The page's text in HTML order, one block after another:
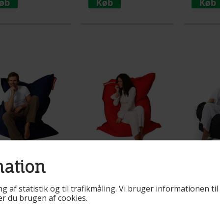
af statistik og til trafikmåling. Vi bruger informationen
du brugen af cookies.
superkvalitets sækkestol.
Slidstærk, komfortabel og
BR30 Varenr. BR35 Varenr.